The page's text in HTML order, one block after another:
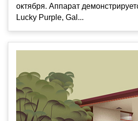
октября. Аппарат
Lucky Purple, Gal...